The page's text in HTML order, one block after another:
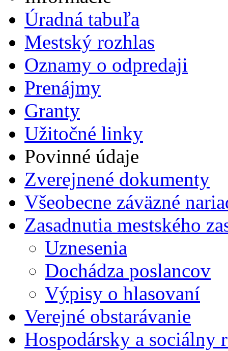
Úradná tabuľa
Mestský rozhlas
Oznamy o odpredaji
Prenájmy
Granty
Užitočné linky
Povinné údaje
Zverejnené dokumenty
Všeobecne záväzné
Zasadnutia mestského
Uznesenia
Dochádza poslancov
Výpisy o hlasovaní
Verejné obstarávanie
Hospodársky a sociálny